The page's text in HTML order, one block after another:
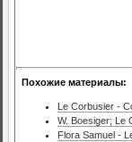
Похожие материалы:
Le Corbusier -
W. Boesiger; Le
Flora Samuel -